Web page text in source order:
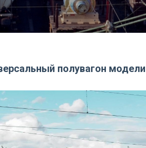
полувагон